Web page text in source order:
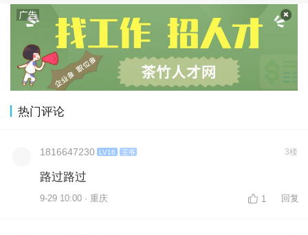
热门评论
1816647230 LV16 王爷 3楼
路过路过
9-29 10:00 · 重庆 1 回复